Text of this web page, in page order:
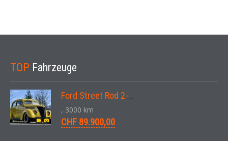
TOP Fahrzeuge
Ford Street Rod 2-Door V8 Aut. 1937
, 3000 km
CHF 89.900,00